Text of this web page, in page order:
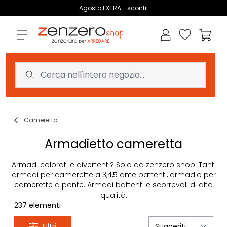
Agosto EXTRA... sconti!
Lista dei
Cameretta
Armadietto cameretta
Armadi colorati e divertenti? Solo da zenzero shop! Tanti
armadi per camerette a 3,4,5 ante battenti, armadio per
camerette a ponte. Armadi battenti e scorrevoli di alta
qualità.
237 elementi